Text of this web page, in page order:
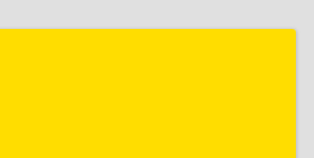
область - Кузбасс,